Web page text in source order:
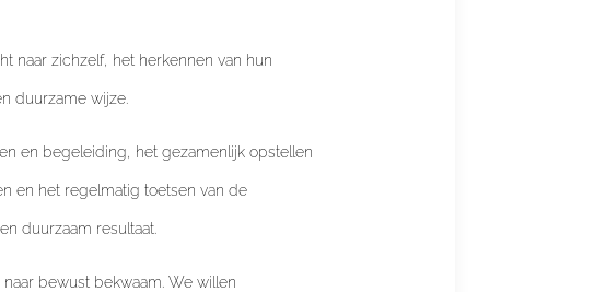
naar zichzelf, het herkennen van hun
duurzame wijze.
en begeleiding, het gezamenlijk opstellen
en het regelmatig toetsen van de
duurzaam resultaat.
bewust bekwaam. We willen